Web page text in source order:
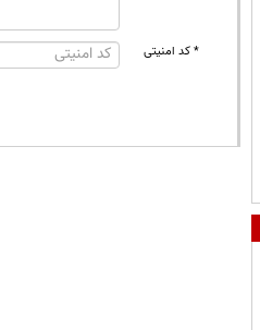
* کد امنیتی